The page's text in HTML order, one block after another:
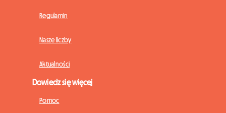
Regulamin
Nasze liczby
Aktualności
Dowiedz się więcej
Pomoc